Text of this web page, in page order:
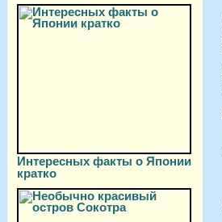
Интересных факты о Японии
кратко